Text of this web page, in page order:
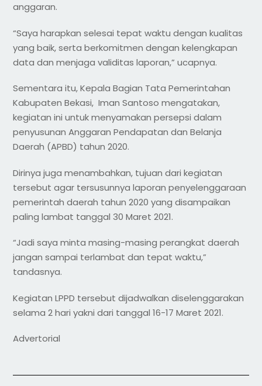
anggaran.
“Saya harapkan selesai tepat waktu dengan kualitas
yang baik, serta berkomitmen dengan kelengkapan
data dan menjaga validitas laporan,” ucapnya.
Sementara itu, Kepala Bagian Tata Pemerintahan
Kabupaten Bekasi, Iman Santoso mengatakan,
kegiatan ini untuk menyamakan persepsi dalam
penyusunan Anggaran Pendapatan dan Belanja
Daerah (APBD) tahun 2020.
Dirinya juga menambahkan, tujuan dari kegiatan
tersebut agar tersusunnya laporan penyelenggaraan
pemerintah daerah tahun 2020 yang disampaikan
paling lambat tanggal 30 Maret 2021.
“Jadi saya minta masing-masing perangkat daerah
jangan sampai terlambat dan tepat waktu,”
tandasnya.
Kegiatan LPPD tersebut dijadwalkan diselenggarakan
selama 2 hari yakni dari tanggal 16-17 Maret 2021.
Advertorial